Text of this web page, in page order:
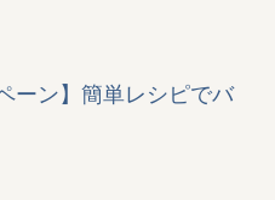
ーン】簡単レシピでバ